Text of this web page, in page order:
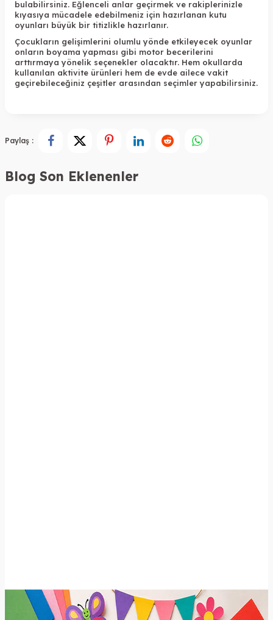
bulabilirsiniz. Eğlenceli anlar geçirmek ve rakiplerinizle
kıyasıya mücadele edebilmeniz için hazırlanan kutu
oyunları büyük bir titizlikle hazırlanır.
Çocukların gelişimlerini olumlu yönde etkileyecek oyunlar
onların boyama yapması gibi motor becerilerini
arttırmaya yönelik seçenekler olacaktır. Hem okullarda
kullanılan aktivite ürünleri hem de evde ailece vakit
geçirebileceğiniz çeşitler arasından seçimler yapabilirsiniz.
Paylaş :
Blog Son Eklenenler